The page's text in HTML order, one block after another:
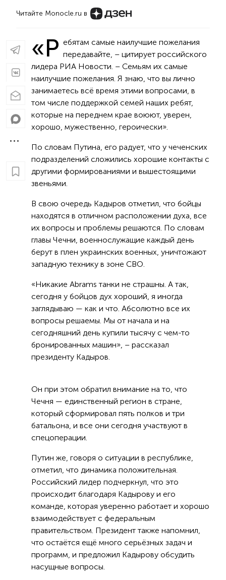
Читайте Monocle.ru в
«Р ебятам самые наилучшие пожелания
передавайте, – цитирует российского
лидера РИА Новости. – Семьям их самые
наилучшие пожелания. Я знаю, что вы лично
занимаетесь всё время этими вопросами, в
том числе поддержкой семей наших ребят,
которые на переднем крае воюют, уверен,
хорошо, мужественно, героически».
По словам Путина, его радует, что у чеченских
подразделений сложились хорошие контакты с
другими формированиями и вышестоящими
звеньями.
В свою очередь Кадыров отметил, что бойцы
находятся в отличном расположении духа, все
их вопросы и проблемы решаются. По словам
главы Чечни, военнослужащие каждый день
берут в плен украинских военных, уничтожают
западную технику в зоне СВО.
«Никакие Abrams танки не страшны. А так,
сегодня у бойцов дух хороший, я иногда
заглядываю — как и что. Абсолютно все их
вопросы решаемы. Мы от начала и на
сегодняшний день купили тысячу с чем-то
бронированных машин», – рассказал
президенту Кадыров.
Он при этом обратил внимание на то, что
Чечня — единственный регион в стране,
который сформировал пять полков и три
батальона, и все они сегодня участвуют в
спецоперации.
Путин же, говоря о ситуации в республике,
отметил, что динамика положительная.
Российский лидер подчеркнул, что это
происходит благодаря Кадырову и его
команде, которая уверенно работает и хорошо
взаимодействует с федеральным
правительством. Президент также напомнил,
что остаётся ещё много серьёзных задач и
программ, и предложил Кадырову обсудить
насущные вопросы.